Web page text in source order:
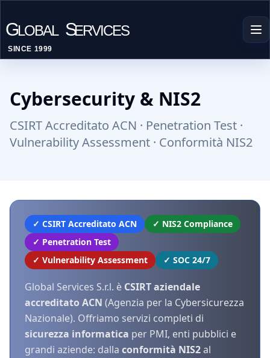
SINCE 1999
GLOBAL SERVICES
Cybersecurity & NIS2
CSIRT Accreditato ACN · Penetration Test ·
Vulnerability Assessment · Conformità NIS2
✓ CSIRT Accreditato ACN
✓ NIS2 Compliance
✓ Penetration Test
✓ Vulnerability Assessment
✓ SOC 24/7
Global Services S.r.l. è CSIRT aziendale
accreditato ACN (Agenzia per la Cybersicurezza
Nazionale). Offriamo servizi completi di
sicurezza informatica per PMI, enti pubblici e
grandi aziende: dalla conformità NIS2al